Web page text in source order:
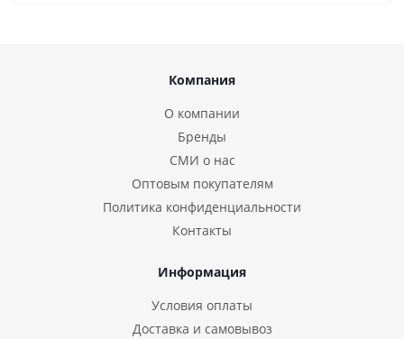
Компания
О компании
Бренды
СМИ о нас
Оптовым покупателям
Политика конфиденциальности
Контакты
Информация
Условия оплаты
Доставка и самовывоз